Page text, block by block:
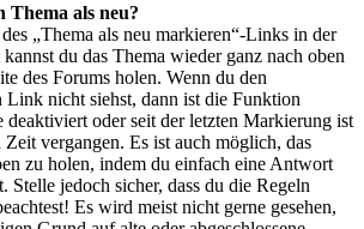
Thema als neu?
„Thema als neu markieren“-Links in der
du das Thema wieder ganz nach oben
des Forums holen. Wenn du den
Link nicht siehst, dann ist die Funktion
deaktiviert oder seit der letzten Markierung ist
vergangen. Es ist auch möglich, das
zu holen, indem du einfach eine Antwort
Stelle jedoch sicher, dass du die Regeln
Es wird meist nicht gerne gesehen,